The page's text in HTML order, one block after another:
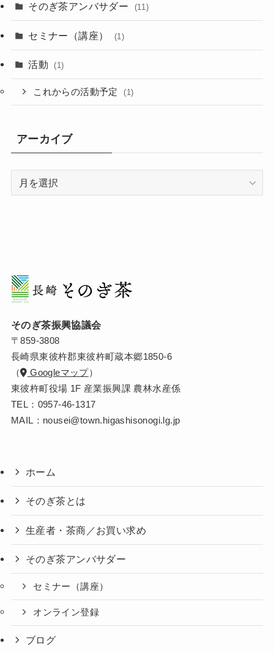
そのぎ茶アンバサダー (11)
セミナー（講座） (1)
活動 (1)
これからの活動予定 (1)
アーカイブ
そのぎ茶振興協議会
〒859-3808
長崎県東彼杵郡東彼杵町蔵本郷1850-6
（
Googleマップ）
東彼杵町役場 1F 産業振興課 農林水産係
TEL： 0957-46-1317
MAIL： nousei@town.higashisonogi.lg.jp
ホーム
そのぎ茶とは
生産者・茶商／お買い求め
そのぎ茶アンバサダー
セミナー（講座）
オンライン登録
ブログ